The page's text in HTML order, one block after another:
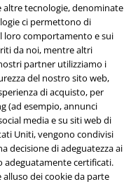
altre tecnologie, denominate
ci permettono di
loro comportamento e sui
da noi, mentre altri
partner utilizziamo i
del nostro sito web,
di acquisto, per
(ad esempio, annunci
media e su siti web di
Uniti, vengono condivisi
decisione di adeguatezza ai
adeguatamente certificati.
alluso dei cookie da parte
di EMP!
Company